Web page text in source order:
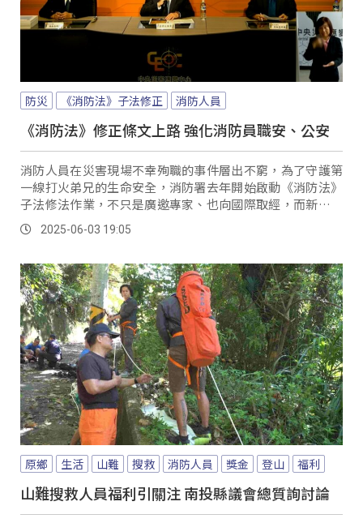
防災 《消防法》子法修正 消防人員
《消防法》修正條文上路 強化消防員職安、公安
消防人員在災害現場不幸殉職的事件層出不窮，為了守護第
一線打火弟兄的生命安全，消防署去年開始啟動《消防法》
子法修法作業，不只是廣邀專家、也向國際取經，而新修正
條文也在6月1日正式上路；消防署強調從法律制度到實際執
行面，都要做到全面保障。
2025-06-03 19:05
原鄉 生活 山難 搜救 消防人員 獎金 登山 福利
山難搜救人員福利引關注 南投縣議會總質詢討論